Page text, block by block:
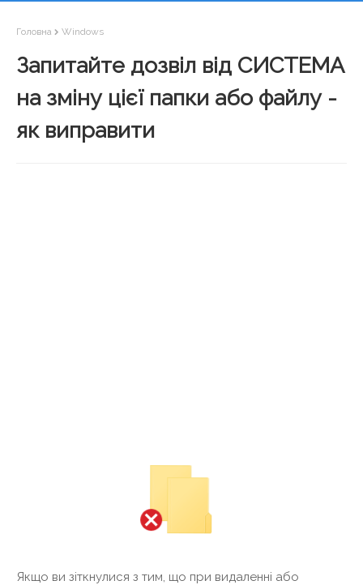
Головна Windows
Запитайте дозвіл від СИСТЕМА
на зміну цієї папки або файлу -
як виправити
Якщо ви зіткнулися з тим, що при видаленні або